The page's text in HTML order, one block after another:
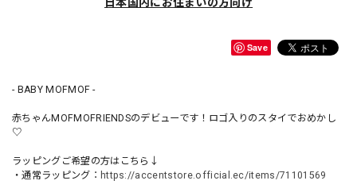
Save
- BABY MOFMOF -
赤ちゃんMOFMOFRIENDSのデビューです！ロゴ入りのスタイでおめかし
♡
ラッピングご希望の方はこちら↓
・通常ラッピング： https://accentstore.official.ec/items/71101569